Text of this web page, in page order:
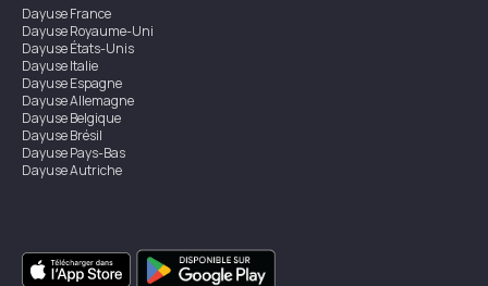
DayuseFrance
DayuseRoyaume-Uni
DayuseÉtats-Unis
DayuseItalie
DayuseEspagne
DayuseAllemagne
DayuseBelgique
DayuseBrésil
DayusePays-Bas
DayuseAutriche
DayuseSingapour
DayuseSuède